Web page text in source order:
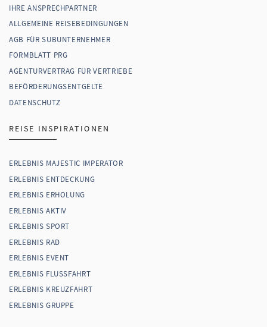
IHRE ANSPRECHPARTNER
ALLGEMEINE REISEBEDINGUNGEN
AGB FÜR SUBUNTERNEHMER
FORMBLATT PRG
AGENTURVERTRAG FÜR VERTRIEBE
BEFÖRDERUNGSENTGELTE
DATENSCHUTZ
REISE INSPIRATIONEN
ERLEBNIS MAJESTIC IMPERATOR
ERLEBNIS ENTDECKUNG
ERLEBNIS ERHOLUNG
ERLEBNIS AKTIV
ERLEBNIS SPORT
ERLEBNIS RAD
ERLEBNIS EVENT
ERLEBNIS FLUSSFAHRT
ERLEBNIS KREUZFAHRT
ERLEBNIS GRUPPE